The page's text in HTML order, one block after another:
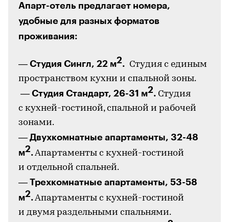
Апарт-отель предлагает номера,
удобные для разных форматов
проживания:
— Студия Сингл, 22 м2. Студия с единым
пространством кухни и спальной зоны.
— Студия Стандарт, 26-31 м2. Студия
с кухней-гостиной, спальной и рабочей
зонами.
— Двухкомнатные апартаменты, 32-48
м2.Апартаменты с кухней-гостиной
и отдельной спальней.
— Трехкомнатные апартаменты, 53-58
м2.Апартаменты с кухней-гостиной
и двумя раздельными спальнями.